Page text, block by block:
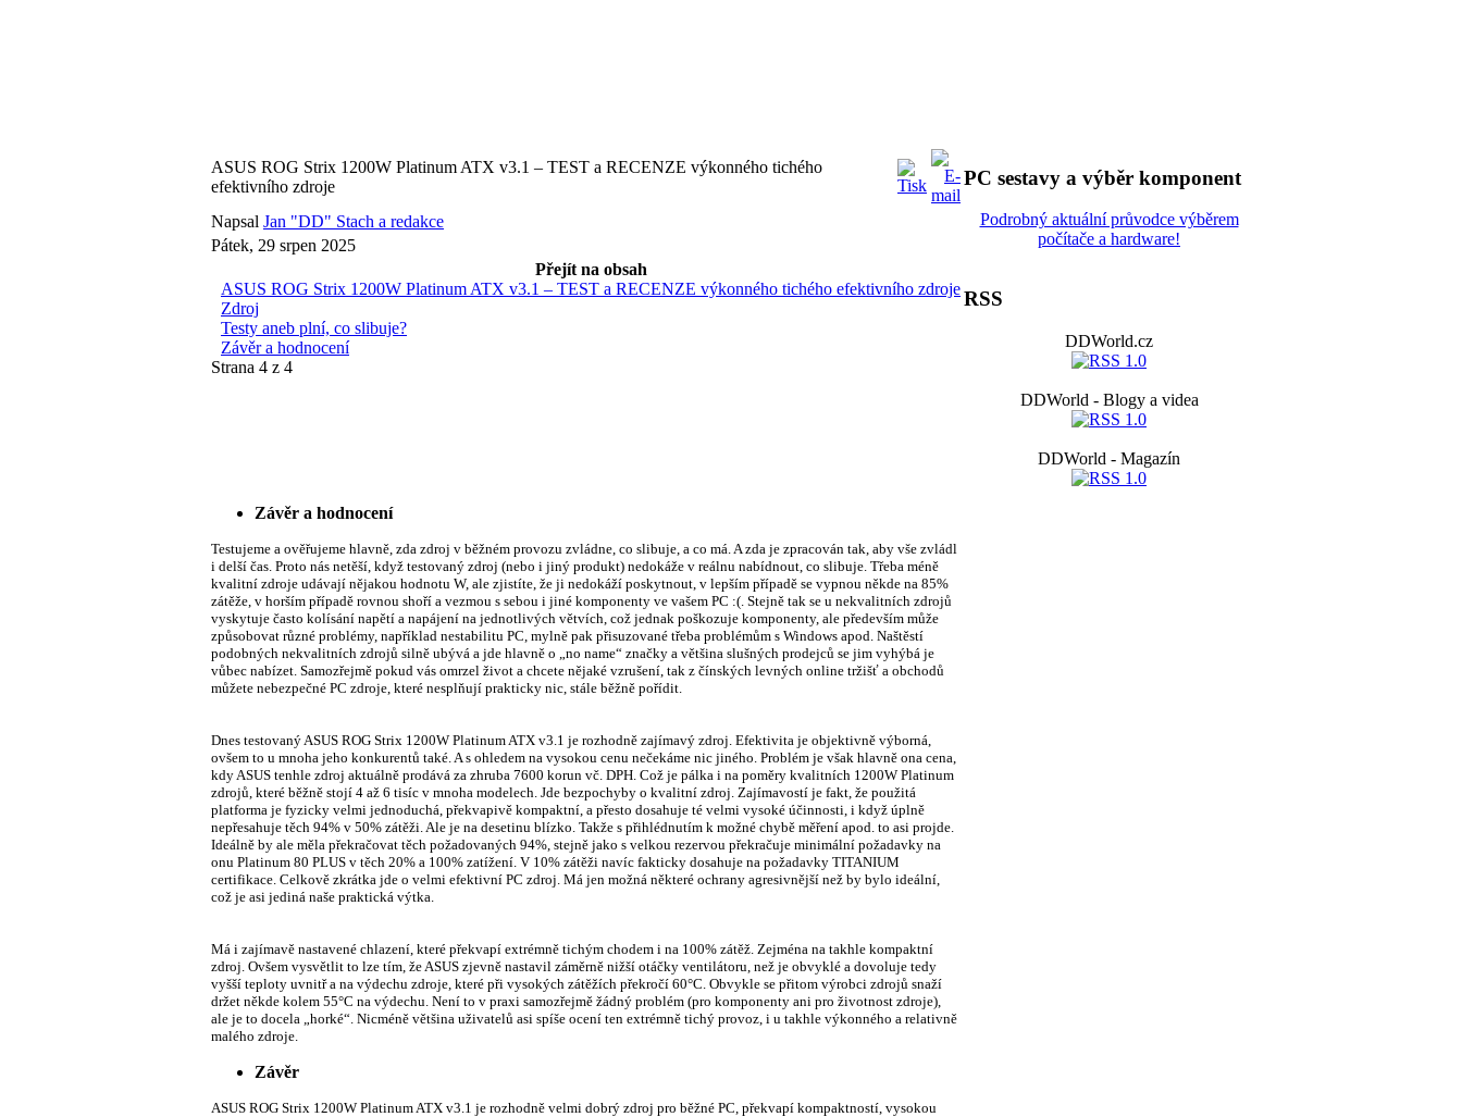
ASUS ROG Strix 1200W Platinum ATX v3.1 – TEST a RECENZE výkonného tichého
efektivního zdroje
Napsal Jan "DD" Stach a redakce
Pátek, 29 srpen 2025
Přejít na obsah
ASUS ROG Strix 1200W Platinum ATX v3.1 – TEST a RECENZE výkonného tichého efektivního zdroje
Zdroj
Testy aneb plní, co slibuje?
Závěr a hodnocení
Strana 4 z 4
Závěr a hodnocení
Testujeme a ověřujeme hlavně, zda zdroj v běžném provozu zvládne, co slibuje, a co má. A zda je zpracován tak, aby vše zvládl
i delší čas. Proto nás netěší, když testovaný zdroj (nebo i jiný produkt) nedokáže v reálnu nabídnout, co slibuje. Třeba méně
kvalitní zdroje udávají nějakou hodnotu W, ale zjistíte, že ji nedokáží poskytnout, v lepším případě se vypnou někde na 85%
zátěže, v horším případě rovnou shoří a vezmou s sebou i jiné komponenty ve vašem PC :(. Stejně tak se u nekvalitních zdrojů
vyskytuje často kolísání napětí a napájení na jednotlivých větvích, což jednak poškozuje komponenty, ale především může
způsobovat různé problémy, například nestabilitu PC, mylně pak přisuzované třeba problémům s Windows apod. Naštěstí
podobných nekvalitních zdrojů silně ubývá a jde hlavně o „no name“ značky a většina slušných prodejců se jim vyhýbá je
vůbec nabízet. Samozřejmě pokud vás omrzel život a chcete nějaké vzrušení, tak z čínských levných online tržišť a obchodů
můžete nebezpečné PC zdroje, které nesplňují prakticky nic, stále běžně pořídit.
Dnes testovaný ASUS ROG Strix 1200W Platinum ATX v3.1 je rozhodně zajímavý zdroj. Efektivita je objektivně výborná,
ovšem to u mnoha jeho konkurentů také. A s ohledem na vysokou cenu nečekáme nic jiného. Problém je však hlavně ona cena,
kdy ASUS tenhle zdroj aktuálně prodává za zhruba 7600 korun vč. DPH. Což je pálka i na poměry kvalitních 1200W Platinum
zdrojů, které běžně stojí 4 až 6 tisíc v mnoha modelech. Jde bezpochyby o kvalitní zdroj. Zajímavostí je fakt, že použitá
platforma je fyzicky velmi jednoduchá, překvapivě kompaktní, a přesto dosahuje té velmi vysoké účinnosti, i když úplně
nepřesahuje těch 94% v 50% zátěži. Ale je na desetinu blízko. Takže s přihlédnutím k možné chybě měření apod. to asi projde.
Ideálně by ale měla překračovat těch požadovaných 94%, stejně jako s velkou rezervou překračuje minimální požadavky na
onu Platinum 80 PLUS v těch 20% a 100% zatížení. V 10% zátěži navíc fakticky dosahuje na požadavky TITANIUM
certifikace. Celkově zkrátka jde o velmi efektivní PC zdroj. Má jen možná některé ochrany agresivnější než by bylo ideální,
což je asi jediná naše praktická výtka.
Má i zajímavě nastavené chlazení, které překvapí extrémně tichým chodem i na 100% zátěž. Zejména na takhle kompaktní
zdroj. Ovšem vysvětlit to lze tím, že ASUS zjevně nastavil záměrně nižší otáčky ventilátoru, než je obvyklé a dovoluje tedy
vyšší teploty uvnitř a na výdechu zdroje, které při vysokých zátěžích překročí 60°C. Obvykle se přitom výrobci zdrojů snaží
držet někde kolem 55°C na výdechu. Není to v praxi samozřejmě žádný problém (pro komponenty ani pro životnost zdroje),
ale je to docela „horké“. Nicméně většina uživatelů asi spíše ocení ten extrémně tichý provoz, i u takhle výkonného a relativně
malého zdroje.
Závěr
ASUS ROG Strix 1200W Platinum ATX v3.1 je rozhodně velmi dobrý zdroj pro běžné PC, překvapí kompaktností, vysokou
PC sestavy a výběr komponent
Podrobný aktuální průvodce výběrem
počítače a hardware!
RSS
DDWorld.cz
DDWorld - Blogy a videa
DDWorld - Magazín